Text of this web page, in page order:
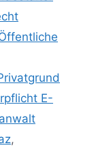
E-
,